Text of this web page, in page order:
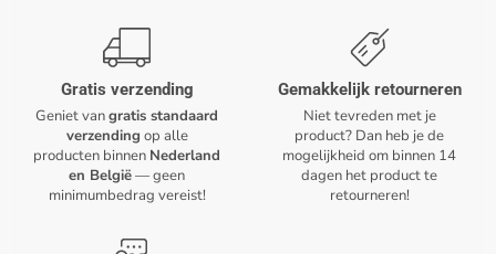
Gratis verzending
Geniet vangratis standaard
verzending op alle
producten binnen Nederland
en België— geen
minimumbedrag vereist!
Gemakkelijk retourneren
Niet tevreden met je
product? Dan heb je de
mogelijkheid om binnen 14
dagen het product te
retourneren!